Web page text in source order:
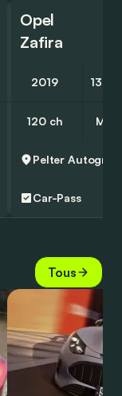
Opel
Zafira
2019 136
120 ch
Pelter
Car-Pass
Tous